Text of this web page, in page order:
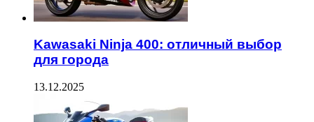
Kawasaki Ninja 400: отличный выбор
для города
13.12.2025